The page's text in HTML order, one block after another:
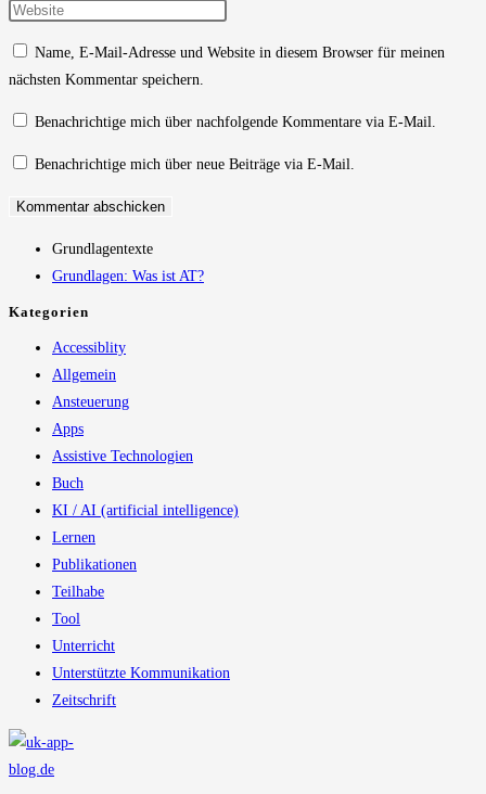
Namen
Benutzernamen
Kommentieren
deine
zum
ein
Gib
ein
Name, E-Mail-Adresse und Website in diesem Browser für meinen
nächsten Kommentar speichern.
Benachrichtige mich über nachfolgende Kommentare via E-Mail.
Benachrichtige mich über neue Beiträge via E-Mail.
Grundlagentexte
Grundlagen: Was ist AT?
Kategorien
Accessiblity
Allgemein
Ansteuerung
Apps
Assistive Technologien
Buch
KI / AI (artificial intelligence)
Lernen
Publikationen
Teilhabe
Tool
Unterricht
Unterstützte Kommunikation
Zeitschrift